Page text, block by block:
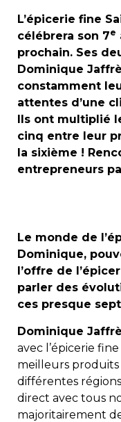
L’épicerie fine
célébrera son 7e
prochain. Ses
Dominique
constamment
attentes d’une
Ils ont multiplié
cinq entre leur
la sixième !
entrepreneurs
Le monde de
Dominique,
l’offre de
parler des
ces presque
Dominique
avec l’épicerie
meilleurs
différentes
direct avec tous
majoritairement